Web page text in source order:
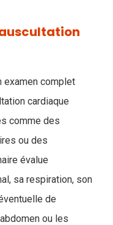
examen complet
cardiaque
comme des
ou des
évalue
sa respiration, son
de
ou les